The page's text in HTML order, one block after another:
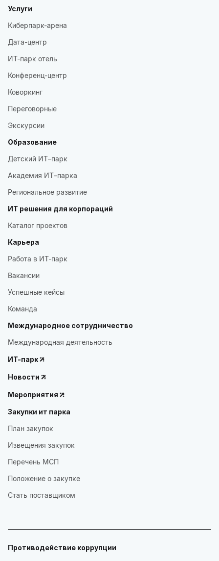
Услуги
Киберпарк-арена
Дата-центр
ИТ-парк отель
Конференц-центр
Коворкинг
Переговорные
Экскурсии
Образование
Детский ИТ–парк
Академия ИТ–парка
Региональное развитие
ИТ решения для корпораций
Каталог проектов
Карьера
Работа в ИТ-парк
Вакансии
Успешные кейсы
Команда
Международное сотрудничество
Международная деятельность
ИТ-парк
Новости
Мероприятия
Закупки ит парка
План закупок
Извещения закупок
Перечень МСП
Положение о закупке
Стать поставщиком
Противодействие коррупции